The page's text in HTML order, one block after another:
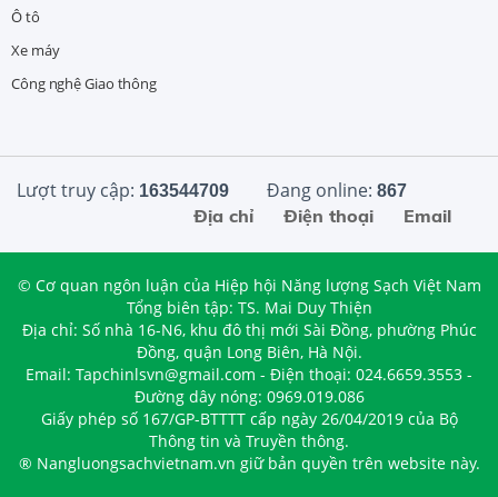
Ô tô
Xe máy
Công nghệ Giao thông
Lượt truy cập: 163544709 Đang online: 867
Email
Điện thoại
Địa chỉ
© Cơ quan ngôn luận của Hiệp hội Năng lượng Sạch Việt Nam
Tổng biên tập: TS. Mai Duy Thiện
Địa chỉ: Số nhà 16-N6, khu đô thị mới Sài Đồng, phường Phúc
Đồng, quận Long Biên, Hà Nội.
Email: Tapchinlsvn@gmail.com - Điện thoại: 024.6659.3553 -
Đường dây nóng: 0969.019.086
Giấy phép số 167/GP-BTTTT cấp ngày 26/04/2019 của Bộ
Thông tin và Truyền thông.
® Nangluongsachvietnam.vn giữ bản quyền trên website này.